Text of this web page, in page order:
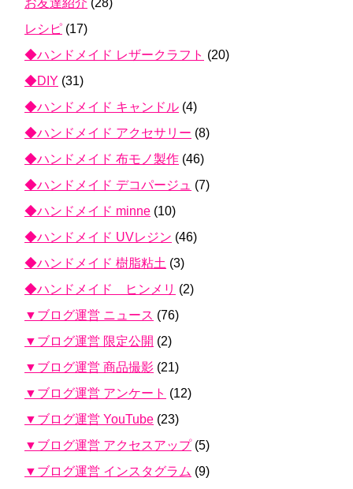
レシピ (17)
◆ハンドメイド レザークラフト (20)
◆DIY (31)
◆ハンドメイド キャンドル (4)
◆ハンドメイド アクセサリー (8)
◆ハンドメイド 布モノ製作 (46)
◆ハンドメイド デコパージュ (7)
◆ハンドメイド minne (10)
◆ハンドメイド UVレジン (46)
◆ハンドメイド 樹脂粘土 (3)
◆ハンドメイド ヒンメリ (2)
▼ブログ運営 ニュース (76)
▼ブログ運営 限定公開 (2)
▼ブログ運営 商品撮影 (21)
▼ブログ運営 アンケート (12)
▼ブログ運営 YouTube (23)
▼ブログ運営 アクセスアップ(5)
▼ブログ運営 インスタグラム (9)